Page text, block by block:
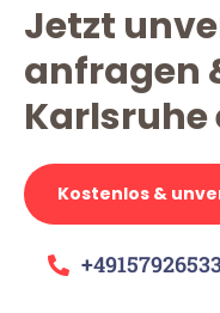
Jetzt
anfragen
Kostenlos &